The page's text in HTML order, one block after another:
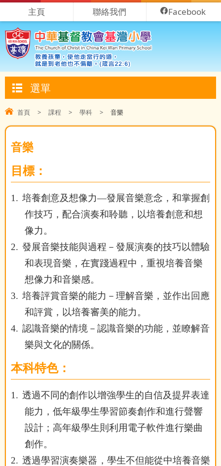
主頁 聯絡我們 Facebook
選單
首頁 > 課程 > 學科 > 音樂
音樂
目標：
1. 培養創意及想像力—發展音樂意念，和掌握創
作技巧，配合演奏和聆聽，以培養創意和想
像力。
2. 發展音樂技能與過程－發展演奏的技巧以體驗
和表現音樂，在實踐過程中，重視培養音樂
想像力和音樂感。
3. 培養評賞音樂的能力－理解音樂，並作出回應
和評賞，以培養審美的能力。
4. 認識音樂的情境－認識音樂的功能，並瞭解音
樂與文化的關係。
本科特色：
1. 透過不同的創作以增強學生的自信及提昇表達
能力，低年級學生學習節奏創作和進行聲響
設計；高年級學生則利用電子軟件進行樂曲
創作。
2. 透過學習演奏樂器，學生不但能從中培養音樂